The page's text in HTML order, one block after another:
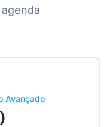
Avançado